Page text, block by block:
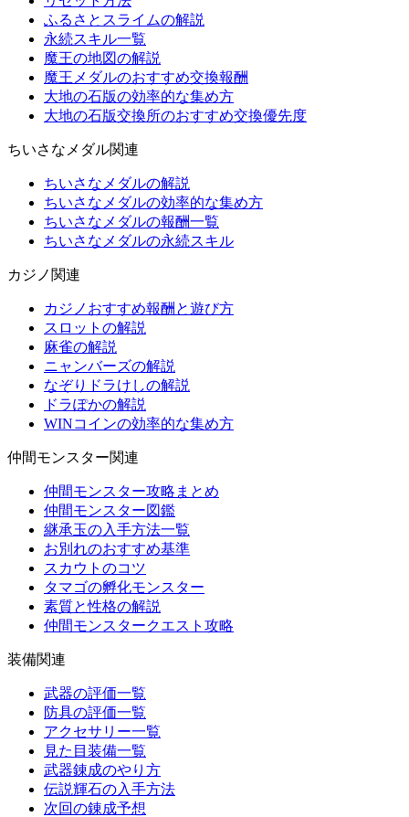
ふるさとスライムの解説
永続スキル一覧
魔王の地図の解説
魔王メダルのおすすめ交換報酬
大地の石版の効率的な集め方
大地の石版交換所のおすすめ交換優先度
ちいさなメダル関連
ちいさなメダルの解説
ちいさなメダルの効率的な集め方
ちいさなメダルの報酬一覧
ちいさなメダルの永続スキル
カジノ関連
カジノおすすめ報酬と遊び方
スロットの解説
麻雀の解説
ニャンバーズの解説
なぞりドラけしの解説
ドラぽかの解説
WINコインの効率的な集め方
仲間モンスター関連
仲間モンスター攻略まとめ
仲間モンスター図鑑
継承玉の入手方法一覧
お別れのおすすめ基準
スカウトのコツ
タマゴの孵化モンスター
素質と性格の解説
仲間モンスタークエスト攻略
装備関連
武器の評価一覧
防具の評価一覧
アクセサリー一覧
見た目装備一覧
武器錬成のやり方
伝説輝石の入手方法
次回の錬成予想